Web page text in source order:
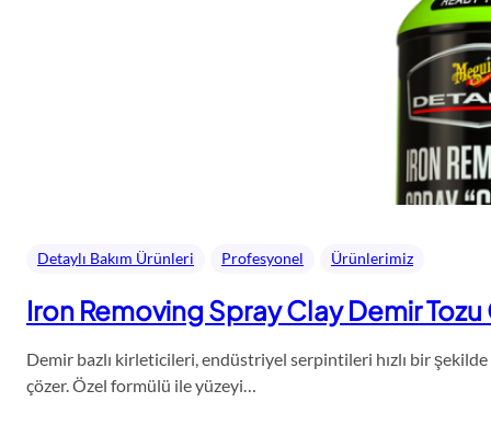
Detaylı Bakım Ürünleri Profesyonel Ürünlerimiz
Iron Removing Spray Clay Demir
Demir bazlı kirleticileri, endüstriyel serpintileri hızlı bir
çözer. Özel formülü ile yüzeyi…